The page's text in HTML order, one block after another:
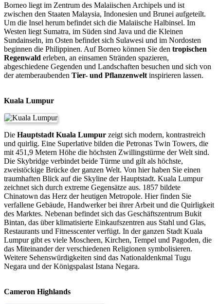
Borneo liegt im Zentrum des Malaiischen Archipels und ist
zwischen den Staaten Malaysia, Indonesien und Brunei aufgeteilt.
Um die Insel herum befindet sich die Malaiische Halbinsel. Im
Westen liegt Sumatra, im Süden sind Java und die Kleinen
Sundainseln, im Osten befindet sich Sulawesi und im Nordosten
beginnen die Philippinen. Auf Borneo können Sie den tropischen
Regenwald erleben, an einsamen Stränden spazieren,
abgeschiedene Gegenden und Landschaften besuchen und sich von
der atemberaubenden Tier- und Pflanzenwelt inspirieren lassen.
Kuala Lumpur
Die Hauptstadt Kuala Lumpur zeigt sich modern, kontrastreich
und quirlig. Eine Superlative bilden die Petronas Twin Towers, die
mit 451,9 Metern Höhe die höchsten Zwillingstürme der Welt sind.
Die Skybridge verbindet beide Türme und gilt als höchste,
zweistöckige Brücke der ganzen Welt. Von hier haben Sie einen
traumhaften Blick auf die Skyline der Hauptstadt. Kuala Lumpur
zeichnet sich durch extreme Gegensätze aus. 1857 bildete
Chinatown das Herz der heutigen Metropole. Hier finden Sie
verfallene Gebäude, Handwerker bei ihrer Arbeit und die Quirligkeit
des Marktes. Nebenan befindet sich das Geschäftszentrum Bukit
Bintan, das über klimatisierte Einkaufszentren aus Stahl und Glas,
Restaurants und Fitnesscenter verfügt. In der ganzen Stadt Kuala
Lumpur gibt es viele Moscheen, Kirchen, Tempel und Pagoden, die
das Miteinander der verschiedenen Religionen symbolisieren.
Weitere Sehenswürdigkeiten sind das Nationaldenkmal Tugu
Negara und der Königspalast Istana Negara.
Cameron Highlands